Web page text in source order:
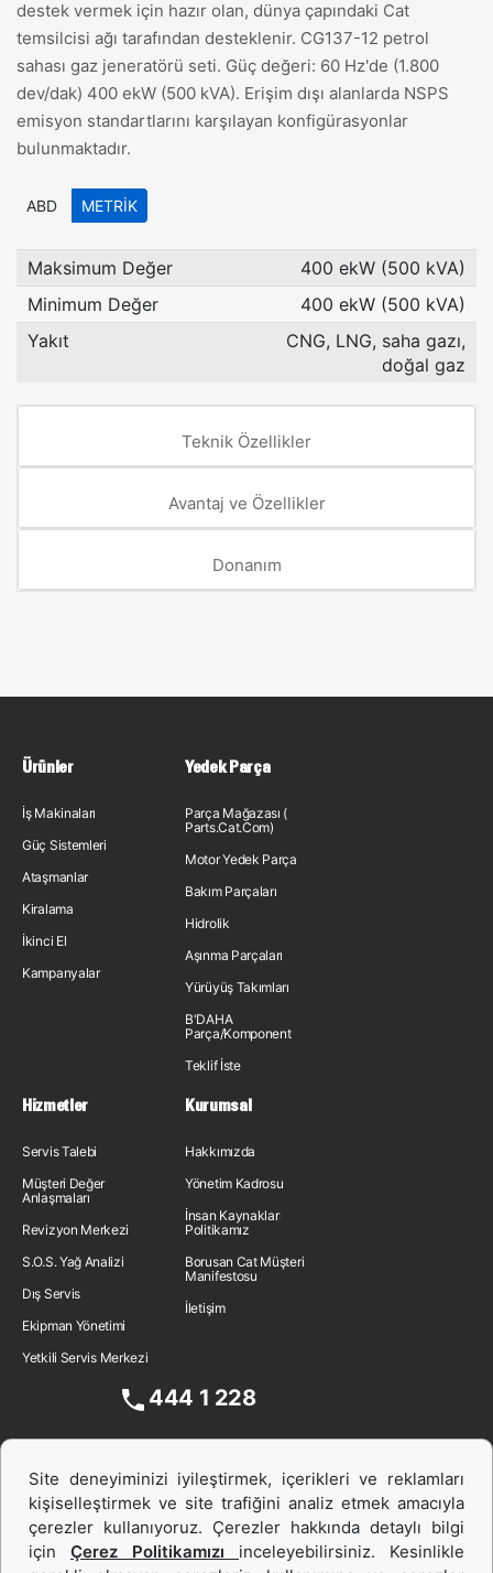
destek vermek için hazır olan, dünya çapındaki Cat
temsilcisi ağı tarafından desteklenir. CG137-12 petrol
sahası gaz jeneratörü seti. Güç değeri: 60 Hz'de (1.800
dev/dak) 400 ekW (500 kVA). Erişim dışı alanlarda NSPS
emisyon standartlarını karşılayan konfigürasyonlar
bulunmaktadır.
ABD METRIK
Maksimum Değer
400 ekW (500 kVA)
Minimum Değer
400 ekW (500 kVA)
Yakıt
CNG, LNG, saha gazı,
doğal gaz
Teknik Özellikler
Avantaj ve Özellikler
Donanım
Ürünler
İş Makinaları
Güç Sistemleri
Ataşmanlar
Kiralama
İkinci El
Kampanyalar
Yedek Parça
Parça Mağazası (
Parts.Cat.Com)
Motor Yedek Parça
Bakım Parçaları
Hidrolik
Aşınma Parçaları
Yürüyüş Takımları
B'DAHA
Parça/Komponent
Teklif İste
Hizmetler
Servis Talebi
Müşteri Değer
Anlaşmaları
Revizyon Merkezi
S.O.S. Yağ Analizi
Dış Servis
Ekipman Yönetimi
Yetkili Servis Merkezi
Kurumsal
Hakkımızda
Yönetim Kadrosu
İnsan Kaynakları
Politikamız
Borusan Cat Müşteri
Manifestosu
İletişim
444 1 228
Site deneyiminizi iyileştirmek, içerikleri ve reklamları
kişiselleştirmek ve site trafiğini analiz etmek amacıyla
çerezler kullanıyoruz. Çerezler hakkında detaylı bilgi
için Çerez Politikamızı inceleyebilirsiniz. Kesinlikle